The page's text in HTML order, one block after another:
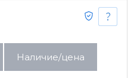
Наличие/цена